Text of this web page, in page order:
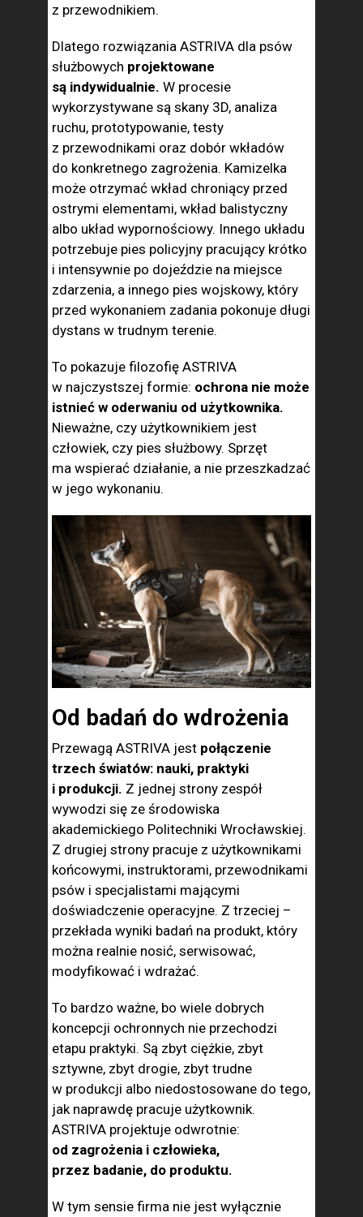
z przewodnikiem.
Dlatego rozwiązania ASTRIVA dla psów
służbowych projektowane
są indywidualnie. W procesie
wykorzystywane są skany 3D, analiza
ruchu, prototypowanie, testy
z przewodnikami oraz dobór wkładów
do konkretnego zagrożenia. Kamizelka
może otrzymać wkład chroniący przed
ostrymi elementami, wkład balistyczny
albo układ wypornościowy. Innego układu
potrzebuje pies policyjny pracujący krótko
i intensywnie po dojeździe na miejsce
zdarzenia, a innego pies wojskowy, który
przed wykonaniem zadania pokonuje długi
dystans w trudnym terenie.
To pokazuje filozofię ASTRIVA
w najczystszej formie: ochrona nie może
istnieć w oderwaniu od użytkownika.
Nieważne, czy użytkownikiem jest
człowiek, czy pies służbowy. Sprzęt
ma wspierać działanie, a nie przeszkadzać
w jego wykonaniu.
Od badań do wdrożenia
Przewagą ASTRIVA jest połączenie
trzech światów: nauki, praktyki
i produkcji. Z jednej strony zespół
wywodzi się ze środowiska
akademickiego Politechniki Wrocławskiej.
Z drugiej strony pracuje z użytkownikami
końcowymi, instruktorami, przewodnikami
psów i specjalistami mającymi
doświadczenie operacyjne. Z trzeciej –
przekłada wyniki badań na produkt, który
można realnie nosić, serwisować,
modyfikować i wdrażać.
To bardzo ważne, bo wiele dobrych
koncepcji ochronnych nie przechodzi
etapu praktyki. Są zbyt ciężkie, zbyt
sztywne, zbyt drogie, zbyt trudne
w produkcji albo niedostosowane do tego,
jak naprawdę pracuje użytkownik.
ASTRIVA projektuje odwrotnie:
od zagrożenia i człowieka,
przez badanie, do produktu.
W tym sensie firma nie jest wyłącznie